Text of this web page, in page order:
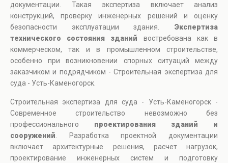
документации. Такая экспертиза включает анализ
конструкций, проверку инженерных решений и оценку
безопасности эксплуатации здания. Экспертиза
технического состояния зданий востребована как в
коммерческом, так и в промышленном строительстве,
особенно при возникновении спорных ситуаций между
заказчиком и подрядчиком - Строительная экспертиза для
суда - Усть-Каменогорск.
Строительная экспертиза для суда - Усть-Каменогорск -
Современное строительство невозможно без
профессионального проектирования зданий и
сооружений . Разработка проектной документации
включает архитектурные решения, расчет нагрузок,
проектирование инженерных систем и подготовку